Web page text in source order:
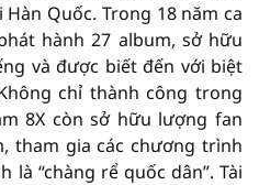
Quốc. Trong 18 năm ca
hành 27 album, sở hữu
và được biết đến với biệt
chỉ thành công trong
8X còn sở hữu lượng fan
tham gia các chương trình
là “chàng rể quốc dân”. Tài